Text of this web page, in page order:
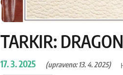
TARKIR:
17. 3. 2025 (upraveno: 13. 4. 2025)